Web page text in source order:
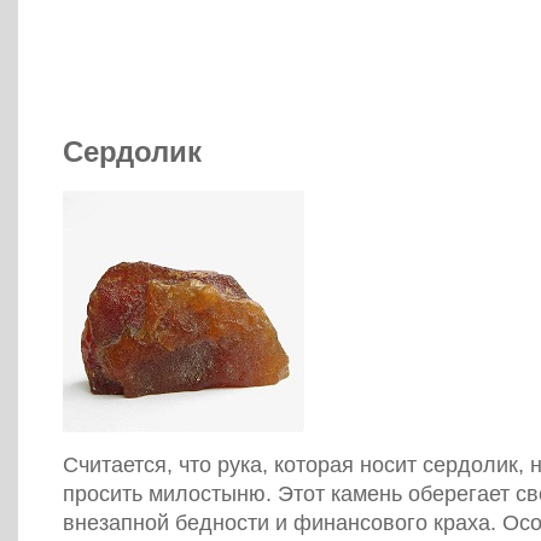
Сердолик
Считается, что рука, которая носит сердолик,
просить милостыню. Этот камень оберегает
внезапной бедности и финансового краха.